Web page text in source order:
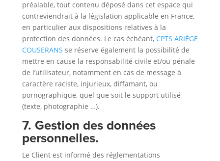
préalable, tout contenu déposé dans cet espace qui
contreviendrait à la législation applicable en France,
en particulier aux dispositions relatives à la
protection des données. Le cas échéant, CPTS ARIÈGE
COUSERANS se réserve également la possibilité de
mettre en cause la responsabilité civile et/ou pénale
de l’utilisateur, notamment en cas de message à
caractère raciste, injurieux, diffamant, ou
pornographique, quel que soit le support utilisé
(texte, photographie …).
7. Gestion des données
personnelles.
Le Client est informé des réglementations